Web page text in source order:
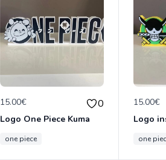
15.00€ 0
Logo One Piece Kuma
one piece
15.00€
one